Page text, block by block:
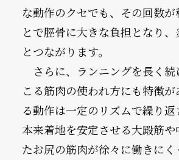
な動作のクセでも、その回数が
とで脛骨に大きな負担となり
とつながります。
さらに、ランニングを長く続
こる筋肉の使われ方にも特徴
る動作は一定のリズムで繰り返
本来着地を安定させる大殿筋や
たお尻の筋肉が徐々に働きにく